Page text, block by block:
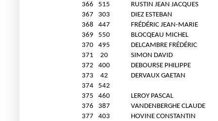
366
515
RUSTIN JEAN JACQUES
367
303
DIEZ ESTEBAN
368
447
FRÉDÉRIC JEAN-MARIE
369
550
BLOCQEAU MICHEL
370
495
DELCAMBRE FRÉDÉRIC
371
20
SIMON DAVID
372
400
DEBOURSE PHILIPPE
373
42
DERVAUX GAETAN
374
542
375
460
LEROY PASCAL
376
387
VANDENBERGHE CLAUDE
377
403
HOVINE CONSTANTIN